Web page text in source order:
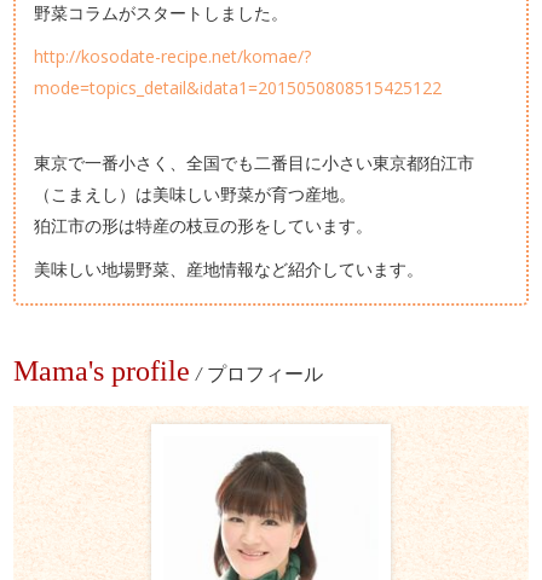
野菜コラムがスタートしました。
http://kosodate-recipe.net/komae/?
mode=topics_detail&idata1=2015050808515425122
東京で一番小さく、全国でも二番目に小さい東京都狛江市
（こまえし）は美味しい野菜が育つ産地。
狛江市の形は特産の枝豆の形をしています。
美味しい地場野菜、産地情報など紹介しています。
Mama's profile / プロフィール